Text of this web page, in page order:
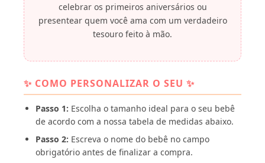
celebrar os primeiros aniversários ou
presentear quem você ama com um verdadeiro
tesouro feito à mão.
✨ COMO PERSONALIZAR O SEU ✨
Passo 1: Escolha o tamanho ideal para o seu bebê
de acordo com a nossa tabela de medidas abaixo.
Passo 2: Escreva o nome do bebê no campo
obrigatório antes de finalizar a compra.